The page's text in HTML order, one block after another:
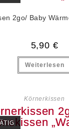
2go/ Baby
5,90 €
Weiterlesen
Körnerkissen